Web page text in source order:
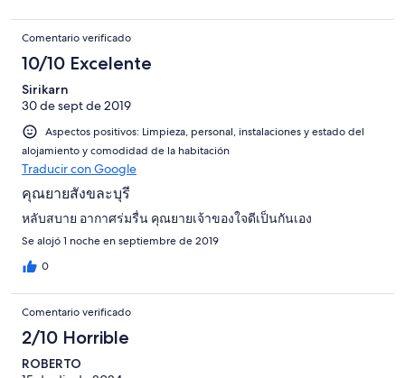
Comentario verificado
10/10 Excelente
Sirikarn
30 de sept de 2019
Aspectos positivos: Limpieza, personal, instalaciones y estado del
alojamiento y comodidad de la habitación
Traducir con Google
คุณยายสังขละบุรี
หลับสบาย อากาศร่มรื่น คุณยายเจ้าของใจดีเป็นกันเอง
Se alojó 1 noche en septiembre de 2019
0
Comentario verificado
2/10 Horrible
ROBERTO